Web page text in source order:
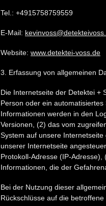
Tel.: +4915758759559
E-Mail:
Website: www.detektei-voss.de
3. Erfassung von allgemeinen
Die Internetseite der Detektei +
Person oder ein
Informationen werden in den
Versionen, (2) das vom
System auf unsere
unserer Internetseite
Protokoll-Adresse (IP-
Informationen, die der
Bei der Nutzung dieser
Rückschlüsse auf die